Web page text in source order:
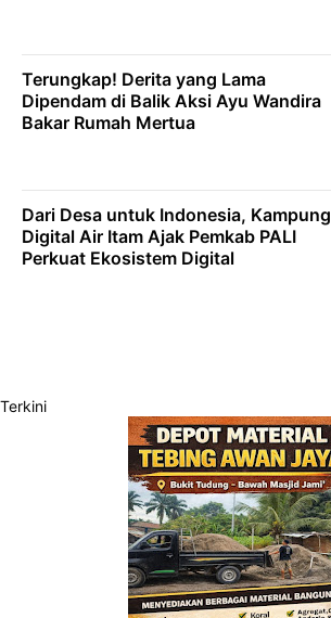
Terungkap! Derita yang Lama
Dipendam di Balik Aksi Ayu Wandira
Bakar Rumah Mertua
Dari Desa untuk Indonesia, Kampung
Digital Air Itam Ajak Pemkab PALI
Perkuat Ekosistem Digital
Terkini